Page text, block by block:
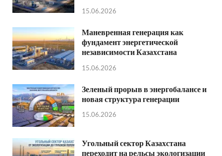
15.06.2026
Маневренная генерация как
фундамент энергетической
независимости Казахстана
15.06.2026
Зеленый прорыв в энергобалансе и
новая структура генерации
15.06.2026
Угольный сектор Казахстана
переходит на рельсы экологизации